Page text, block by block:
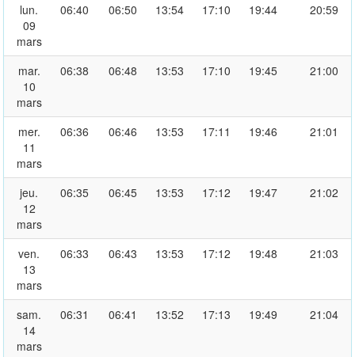
lun.
09
mars
06:40 06:50 13:54 17:10 19:44 20:59
mar.
10
mars
06:38 06:48 13:53 17:10 19:45 21:00
mer.
11
mars
06:36 06:46 13:53 17:11 19:46 21:01
jeu.
12
mars
06:35 06:45 13:53 17:12 19:47 21:02
ven.
13
mars
06:33 06:43 13:53 17:12 19:48 21:03
sam.
14
mars
06:31 06:41 13:52 17:13 19:49 21:04